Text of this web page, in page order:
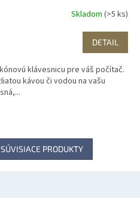
Skladom (>5 ks)
DETAIL
klávesnicu pre váš počítač.
kávou či vodou na vašu
PRODUKTY